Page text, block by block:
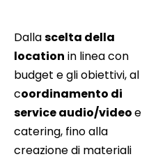
Dallascelta della
location in linea con
budget e gli obiettivi, al
coordinamento di
service audio/videoe
catering, fino alla
creazione di materiali